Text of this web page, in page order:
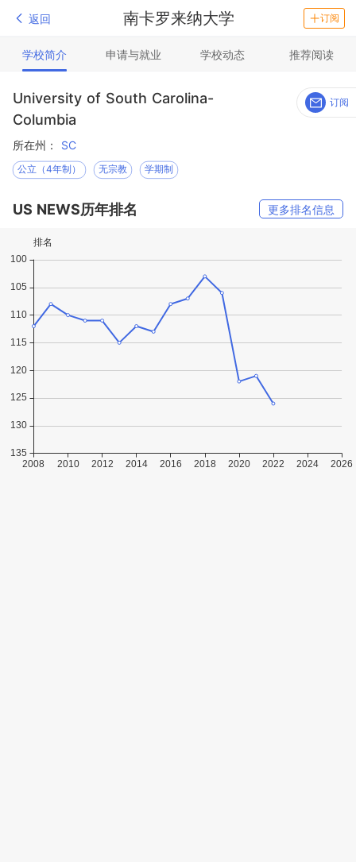
返回 南卡罗来纳大学 订阅
学校简介 申请与就业 学校动态 推荐阅读
University of South Carolina-
Columbia
所在州： SC
公立（4年制） 无宗教 学期制
订阅
US NEWS历年排名 更多排名信息